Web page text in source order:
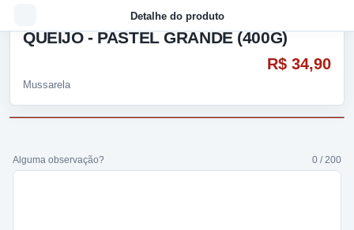
Detalhe do produto
QUEIJO - PASTEL GRANDE (400G)
Mussarela
R$ 34,90
Alguma observação? 0 / 200